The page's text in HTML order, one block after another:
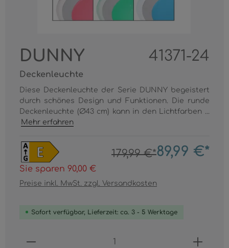
DUNNY 41371-24
Deckenleuchte
Diese Deckenleuchte der Serie DUNNY begeistert
durch schönes Design und Funktionen. Die runde
Deckenleuchte (Ø43 cm) kann in den Lichtfarben ...
Mehr erfahren
179,99 €*89,99 €*
Sie sparen 90,00 €
Preise inkl. MwSt. zzgl. Versandkosten
Sofort verfügbar, Lieferzeit: ca. 3 - 5 Werktage
Produkt Anzahl: Gib den